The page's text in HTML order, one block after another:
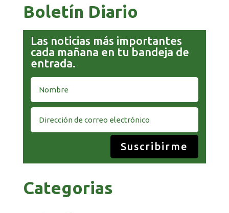
Boletín Diario
Las noticias más importantes
cada mañana en tu bandeja de
entrada.
Suscribirme
Categorias